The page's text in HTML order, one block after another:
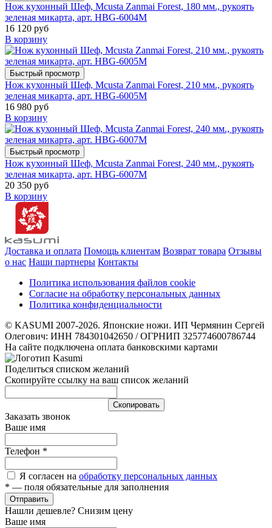
Нож кухонный Шеф, Mcusta Zanmai Forest, 180 мм., рукоять
зеленая микарта, арт. HBG-6004M
16 120 руб
В корзину
Быстрый просмотр
Нож кухонный Шеф, Mcusta Zanmai Forest, 210 мм., рукоять
зеленая микарта, арт. HBG-6005M
16 980 руб
В корзину
Быстрый просмотр
Нож кухонный Шеф, Mcusta Zanmai Forest, 240 мм., рукоять
зеленая микарта, арт. HBG-6007M
20 350 руб
В корзину
Доставка и оплата Помощь клиентам Возврат товара Отзывы
о нас Наши партнеры Контакты
Политика использования файлов cookie
Согласие на обработку персональных данных
Политика конфиденциальности
© KASUMI 2007-2026. Японские ножи. ИП Чермянин Сергей
Олегович: ИНН 784301042650 / ОГРНИП 325774600786744
На сайте подключена оплата банковскими картами
Поделиться списком желаний
Скопируйте ссылку на ваш список желаний
Cкопировать
Заказать звонок
Ваше имя
Телефон *
Я согласен на обработку персональных данных
* — поля обязательные для заполнения
Отправить
Нашли дешевле? Снизим цену
Ваше имя